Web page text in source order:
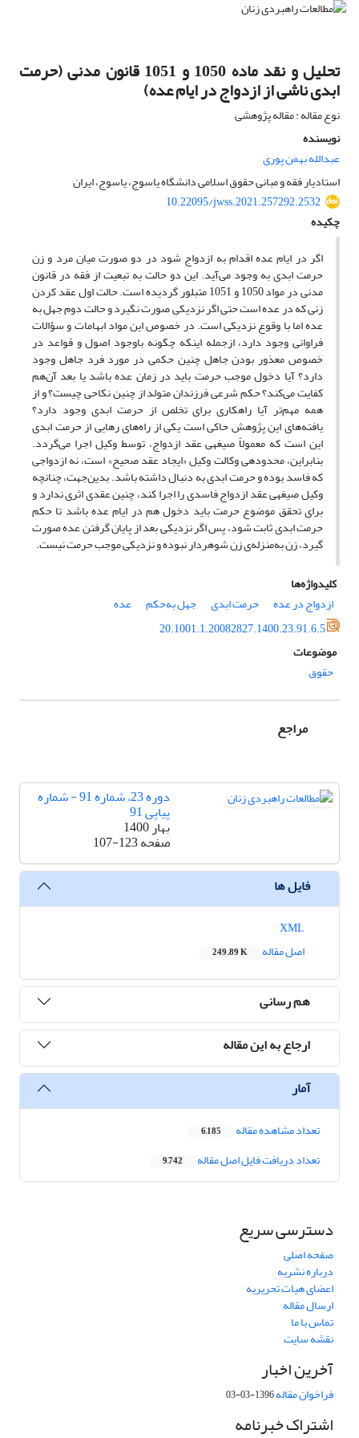
تحلیل و نقد ماده 1050 و 1051 قانون مدنی (حرمت
ابدی ناشی از ازدواج در ایام عده)
نوع مقاله : مقاله پژوهشی
نویسنده
عبدالله بهمن پوری
استادیار فقه و مبانی حقوق اسلامی دانشگاه یاسوج، یاسوج، ایران
10.22095/jwss.2021.257292.2532
چکیده
اگر در ایام عده اقدام به ازدواج شود در دو صورت میان مرد و زن
حرمت ابدی به وجود می‌آید. این دو حالت به تبعیت از فقه در قانون
مدنی در مواد 1050 و 1051 متبلور گردیده است. حالت اول عقد کردن
زنی که در عده است حتی اگر نزدیکی صورت نگیرد و حالت دوم جهل به
عده اما با وقوع نزدیکی است. در خصوص این مواد ابهامات و سؤالات
فراوانی وجود دارد، ازجمله اینکه چگونه باوجود اصول و قواعد در
خصوص معذور بودن جاهل چنین حکمی در مورد فرد جاهل وجود
دارد؟ آیا دخول موجب حرمت باید در زمان عده باشد یا بعد آن‌هم
کفایت می‌کند؟ حکم شرعی فرزندان متولد از چنین نکاحی چیست؟ و از
همه مهم‌تر آیا راهکاری برای تخلص از حرمت ابدی وجود دارد؟
یافته‌های این پژوهش حاکی است یکی از راه‌های رهایی از حرمت ابدی
این است که معمولاً صیغه­ی عقد ازدواج، توسط وکیل اجرا مى‌گردد.
بنابراین، محدوده­ی وکالت وکیل «ایجاد عقد صحیح» است، نه ازدواجى
که فاسد بوده و حرمت ابدى به دنبال داشته باشد. بدین‌جهت، چنانچه
وکیل صیغه­ی عقد ازدواج فاسدى را اجرا کند، چنین عقدى اثرى ندارد و
برای تحقق موضوع حرمت باید دخول هم در ایام عده باشد تا حکم
حرمت ابدی ثابت شود، پس اگر نزدیکی بعد از پایان گرفتن عده صورت
گیرد، زن به‌منزله‌ی زن شوهردار نبوده و نزدیکی موجب حرمت نیست.
کلیدواژه‌ها
ازدواج در عده
حرمت ابدی جهل به‌حکم
عده
20.1001.1.20082827.1400.23.91.6.5
موضوعات
حقوق
مراجع
دوره 23، شماره 91 - شماره
پیاپی 91
بهار 1400
صفحه107-123
فایل ها
اصل مقاله
249.89 K
هم رسانی
ارجاع به این مقاله
آمار
تعداد مشاهده مقاله 6,185
تعداد دریافت فایل اصل مقاله 9,742
دسترسی سریع
صفحه اصلی
درباره نشریه
اعضای هیات تحریریه
ارسال مقاله
تماس با ما
نقشه سایت
آخرین اخبار
فراخوان مقاله1396-03-03
اشتراک خبرنامه